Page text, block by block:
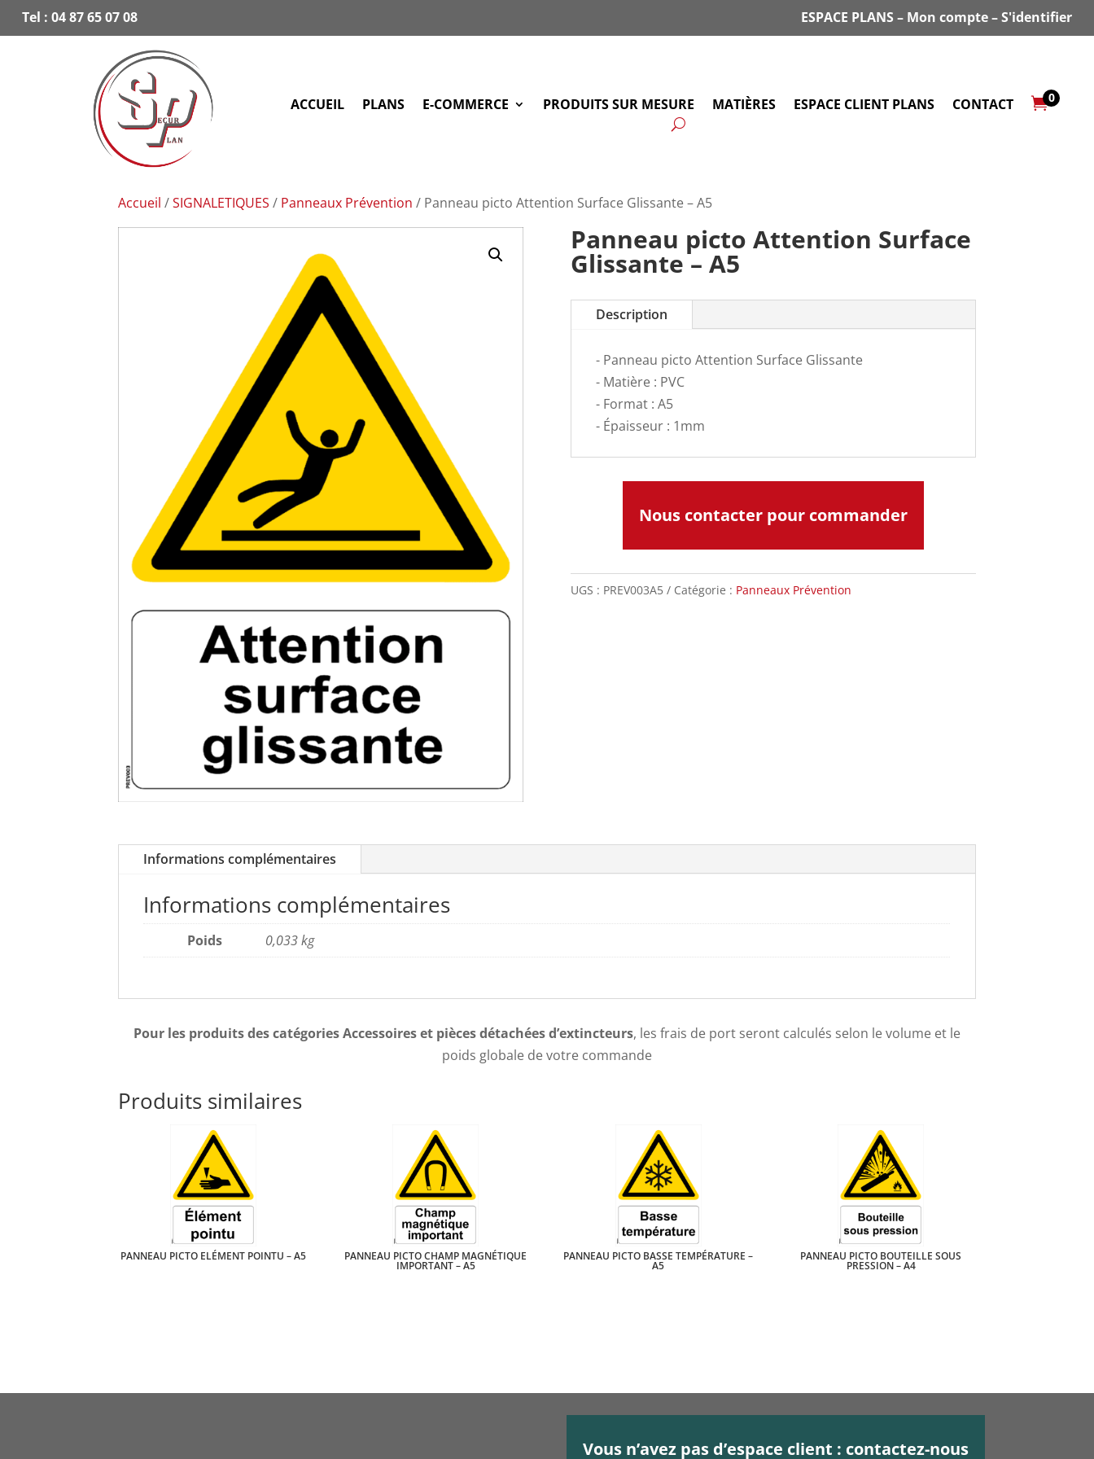
Tel : 04 87 65 07 08 ESPACE PLANS– Mon compte–S'identifier
ACCUEIL PLANS E-COMMERCE PRODUITS SUR MESURE MATIÈRES ESPACE CLIENT PLANS CONTACT 0
Accueil /SIGNALETIQUES / Panneaux Prévention / Panneau picto Attention Surface Glissante – A5
Panneau picto Attention Surface
Glissante – A5
Description
- Panneau picto Attention Surface Glissante
- Matière : PVC
- Format : A5
- Épaisseur : 1mm
Nous contacter pour commander
UGS : PREV003A5 Catégorie : Panneaux Prévention
Informations complémentaires
Informations complémentaires
Poids 0,033 kg
Pour les produits des catégories Accessoires et pièces détachées d’extincteurs, les frais de port seront calculés selon le volume et le
poids globale de votre commande
Produits similaires
PANNEAU PICTO ELÉMENT POINTU – A5 PANNEAU PICTO CHAMP MAGNÉTIQUE
IMPORTANT – A5
PANNEAU PICTO BASSE TEMPÉRATURE –
A5
PANNEAU PICTO BOUTEILLE SOUS
PRESSION – A4
Vous n’avez pas d’espace client : contactez-nous